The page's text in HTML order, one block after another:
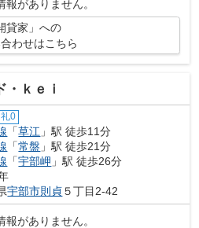
報がありません。
貸家」への
わせはこちら
・ｋｅｉ
礼0
「草江 」駅 徒歩11分
「常盤 」駅 徒歩21分
「宇部岬 」駅 徒歩26分
宇部市則貞５丁目2-42
報がありません。